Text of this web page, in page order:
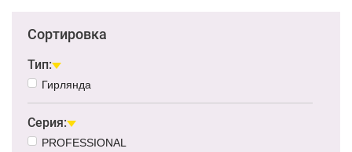
Сортировка
Тип:
Гирлянда
Серия:
PROFESSIONAL